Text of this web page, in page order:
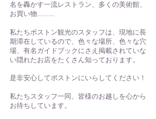
名を轟かす一流レストラン、多くの美術館、
お買い物.........
私たちボストン観光のスタッフは、現地に長
期滞在しているので、色々な場所、色々な穴
場、有名ガイドブックにさえ掲載されていな
い隠れたお店をたくさん知っております。
是非安心してボストンにいらしてください！
私たちスタッフ一同、皆様のお越しを心から
お待ちしています。